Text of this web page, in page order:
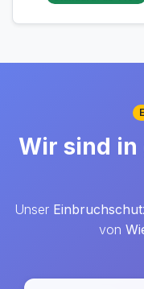
Wir sind in
Unser
von